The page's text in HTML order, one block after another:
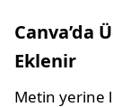
Canva’da
Eklenir
Metin yerine